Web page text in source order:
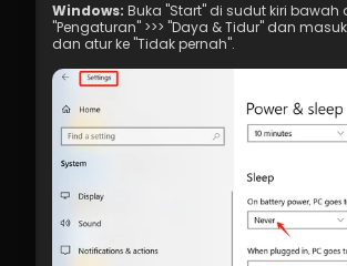
Windows: Buka "Start" di sudut kiri bawah
"Pengaturan" >>> "Daya & Tidur" dan
dan atur ke "Tidak pernah".